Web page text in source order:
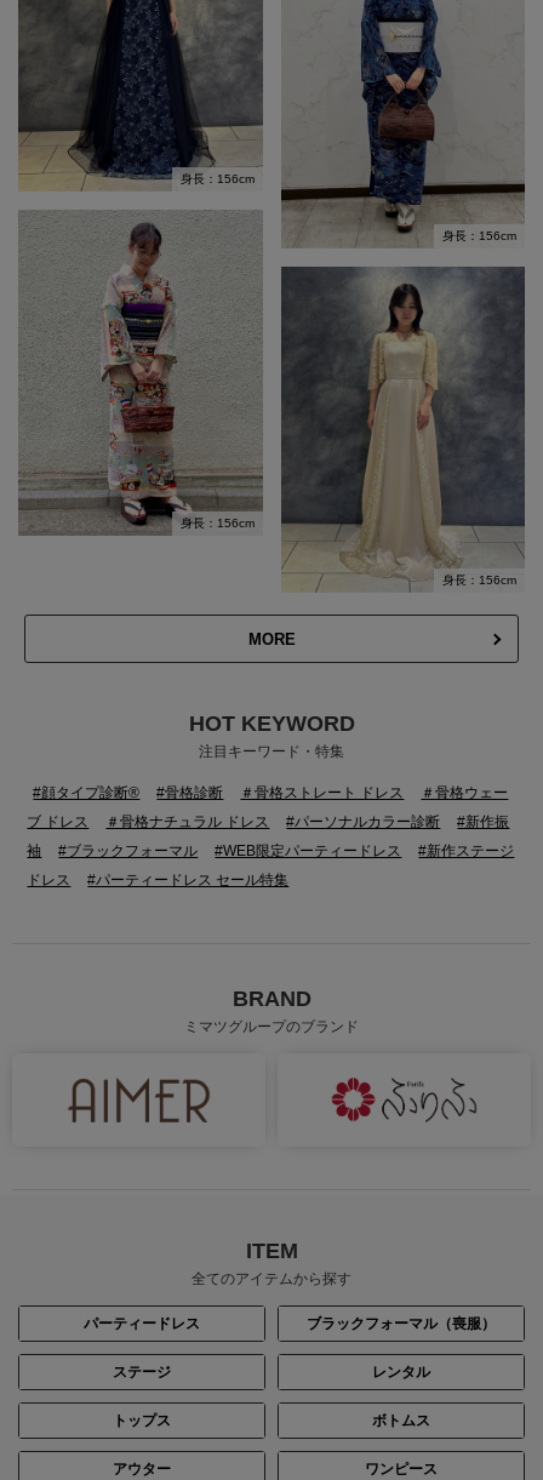
身長：156cm
身長：156cm
身長：156cm
身長：156cm
MORE
HOT KEYWORD
注目キーワード・特集
#顔タイプ診断® #骨格診断 ＃骨格ストレート ドレス
＃骨格ウェー
ブ ドレス
＃骨格ナチュラル ドレス #パーソナルカラー診断
#新作振
袖
#ブラックフォーマル #WEB限定パーティードレス
#新作ステージ
ドレス
#パーティードレス セール特集
BRAND
ミマツグループのブランド
ITEM
全てのアイテムから探す
パーティードレス ブラックフォーマル（喪服）
ステージ レンタル
トップス ボトムス
アウター ワンピース